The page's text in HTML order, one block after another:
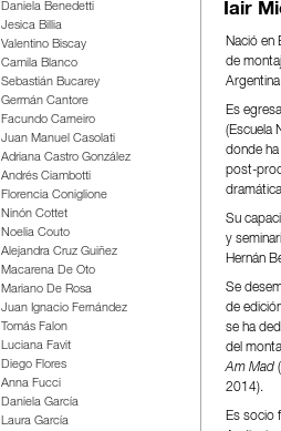
Daniela Benedetti
Jesica Billia
Valentino Biscay
Camila Blanco
Sebastián Bucarey
Germán Cantore
Facundo Carneiro
Juan Manuel Casolati
Adriana Castro González
Andrés Ciambotti
Florencia Coniglione
Ninón Cottet
Noelia Couto
Alejandra Cruz Guiñez
Macarena De Oto
Mariano De Rosa
Juan Ignacio Fernández
Tomás Falon
Luciana Favit
Diego Flores
Anna Fucci
Daniela García
Laura García
Iair
Nació en
de
Es
(Escuela
donde
post-
Su
y
Hernán
Se
de
se ha
del
Am Mad
2014).
Es socio